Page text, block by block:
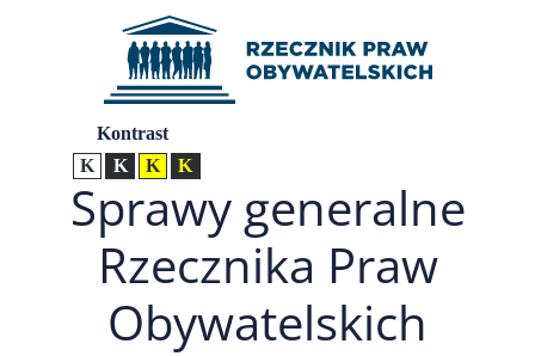
Przejdź do menu głównego (nacisnij Enter)
Przejdź do treści (nacisnij Enter)
Przejdź do mapy serwisu (nacisnij Enter)
UstawieniaKontrast
Kontrast normalny
Kontrast biały tekst na czarnym
Kontrast czarny tekst na żółtym
Sprawy generalne
Rzecznika Praw
Obywatelskich